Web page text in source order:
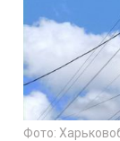
Фото: